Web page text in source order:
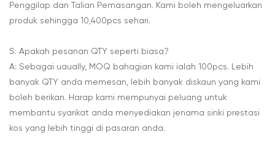
Penggilap dan Talian Pemasangan. Kami boleh mengeluarkan
produk sehingga 10,400pcs sehari.
S: Apakah pesanan QTY seperti biasa?
A: Sebagai uaually, MOQ bahagian kami ialah 100pcs. Lebih
banyak QTY anda memesan, lebih banyak diskaun yang kami
boleh berikan. Harap kami mempunyai peluang untuk
membantu syarikat anda menyediakan jenama sinki prestasi
kos yang lebih tinggi di pasaran anda.